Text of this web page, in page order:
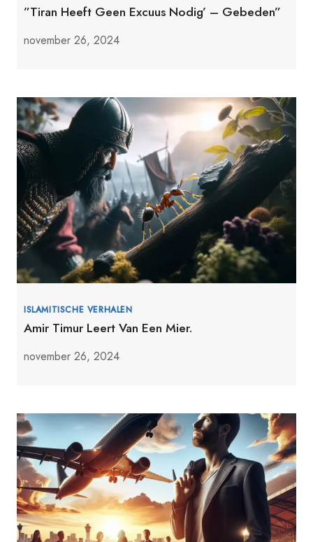
”Tiran Heeft Geen Excuus Nodig’ – Gebeden”
november 26, 2024
ISLAMITISCHE VERHALEN
Amir Timur Leert Van Een Mier.
november 26, 2024